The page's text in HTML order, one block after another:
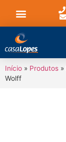
Início » Produtos »
Wolff